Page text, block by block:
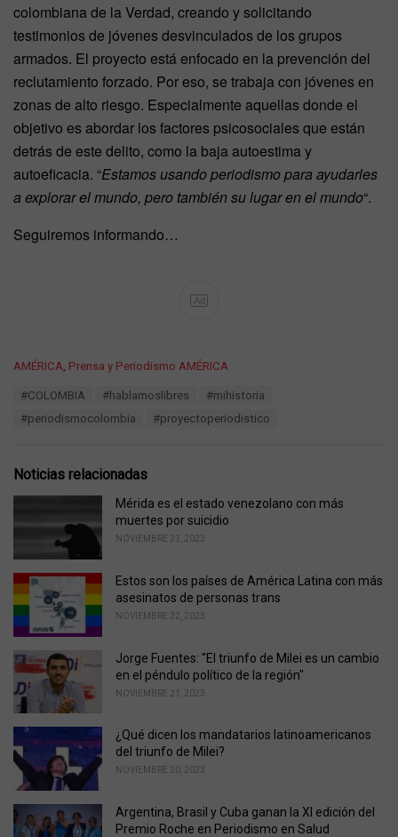
colombiana de la Verdad, creando y solicitando
testimonios de jóvenes desvinculados de los grupos
armados. El proyecto está enfocado en la prevención del
reclutamiento forzado. Por eso, se trabaja con jóvenes en
zonas de alto riesgo. Especialmente aquellas donde el
objetivo es abordar los factores psicosociales que están
detrás de este delito, como la baja autoestima y
autoeficacia. “Estamos usando periodismo para ayudarles
a explorar el mundo, pero también su lugar en el mundo“.
Seguiremos informando…
Ad
C
i
e
AMÉRICA Prensa y Periodismo AMÉRICA
#COLOMBIA #hablamoslibres
#mihistoria
#periodismocolombia
#proyectoperiodistico
Noticias relacionadas
Mérida es el estado venezolano con más
muertes por suicidio
NOVIEMBRE 23, 2023
Estos son los países de América Latina con más
asesinatos de personas trans
NOVIEMBRE 22, 2023
Jorge Fuentes: "El triunfo de Milei es un cambio
en el péndulo político de la región"
NOVIEMBRE 21, 2023
¿Qué dicen los mandatarios latinoamericanos
del triunfo de Milei?
NOVIEMBRE 20, 2023
Argentina, Brasil y Cuba ganan la XI edición del
Premio Roche en Periodismo en Salud